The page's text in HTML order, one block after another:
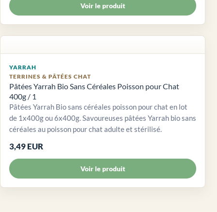
Voir le produit
YARRAH
TERRINES & PÂTÉES CHAT
Pâtées Yarrah Bio Sans Céréales Poisson pour Chat
400g / 1
Pâtées Yarrah Bio sans céréales poisson pour chat en lot
de 1x400g ou 6x400g. Savoureuses pâtées Yarrah bio sans
céréales au poisson pour chat adulte et stérilisé.
3,49 EUR
Voir le produit